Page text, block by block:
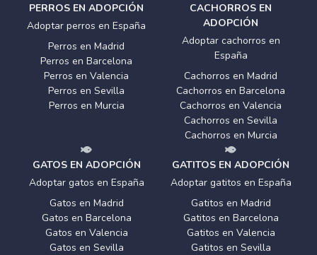
PERROS EN ADOPCIÓN
Adoptar perros en España
Perros en Madrid
Perros en Barcelona
Perros en Valencia
Perros en Sevilla
Perros en Murcia
CACHORROS EN
ADOPCIÓN
Adoptar cachorros en
España
Cachorros en Madrid
Cachorros en Barcelona
Cachorros en Valencia
Cachorros en Sevilla
Cachorros en Murcia
GATOS EN ADOPCIÓN
Adoptar gatos en España
Gatos en Madrid
Gatos en Barcelona
Gatos en Valencia
Gatos en Sevilla
GATITOS EN ADOPCIÓN
Adoptar gatitos en España
Gatitos en Madrid
Gatitos en Barcelona
Gatitos en Valencia
Gatitos en Sevilla